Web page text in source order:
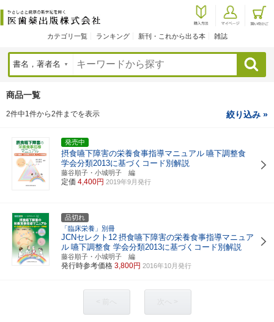
カテゴリ一覧 ランキング 新刊・これから出る本 雑誌
検索
商品一覧
2件中1件から2件までを表示 絞り込み »
発売中
摂食嚥下障害の栄養食事指導マニュアル 嚥下調整食
学会分類2013に基づくコード別解説
藤谷順子・小城明子 編
定価 4,400円 2019年9月発行
品切れ
「臨床栄養」別冊
JCNセレクト12 摂食嚥下障害の栄養食事指導マニュア
ル 嚥下調整食 学会分類2013に基づくコード別解説
藤谷順子・小城明子 編
発行時参考価格 3,800円 2016年10月発行